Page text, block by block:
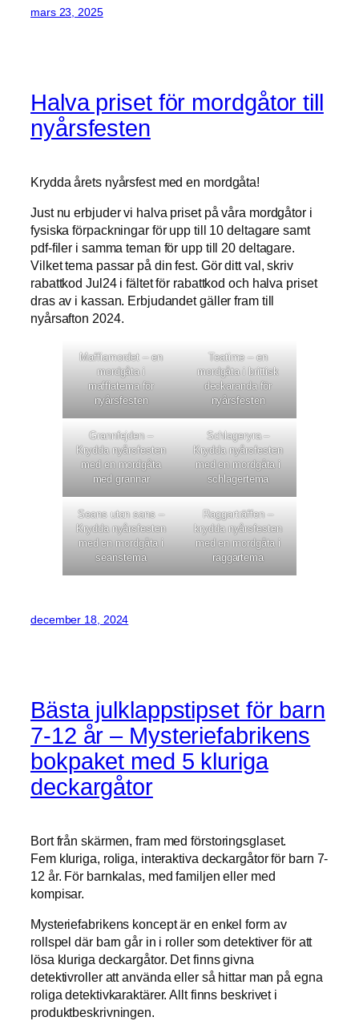
mars 23, 2025
Halva priset för mordgåtor till
nyårsfesten
Krydda årets nyårsfest med en mordgåta!
Just nu erbjuder vi halva priset på våra mordgåtor i
fysiska förpackningar för upp till 10 deltagare samt
pdf-filer i samma teman för upp till 20 deltagare.
Vilket tema passar på din fest. Gör ditt val, skriv
rabattkod Jul24 i fältet för rabattkod och halva priset
dras av i kassan. Erbjudandet gäller fram till
nyårsafton 2024.
Maffiamordet – en
mordgåta i
maffiatema för
nyårsfesten
Teatime – en
mordgåta i brittisk
deckaranda för
nyårsfesten
Grannfejden –
Krydda nyårsfesten
med en mordgåta
med grannar
Schlageryra –
Krydda nyårsfesten
med en mordgåta i
schlagertema
Seans utan sans –
Krydda nyårsfesten
med en mordgåta i
seanstema
Raggarträffen –
krydda nyårsfesten
med en mordgåta i
raggartema
december 18, 2024
Bästa julklappstipset för barn
7-12 år – Mysteriefabrikens
bokpaket med 5 kluriga
deckargåtor
Bort från skärmen, fram med förstoringsglaset.
Fem kluriga, roliga, interaktiva deckargåtor för barn 7-
12 år. För barnkalas, med familjen eller med
kompisar.
Mysteriefabrikens koncept är en enkel form av
rollspel där barn går in i roller som detektiver för att
lösa kluriga deckargåtor. Det finns givna
detektivroller att använda eller så hittar man på egna
roliga detektivkaraktärer. Allt finns beskrivet i
produktbeskrivningen.